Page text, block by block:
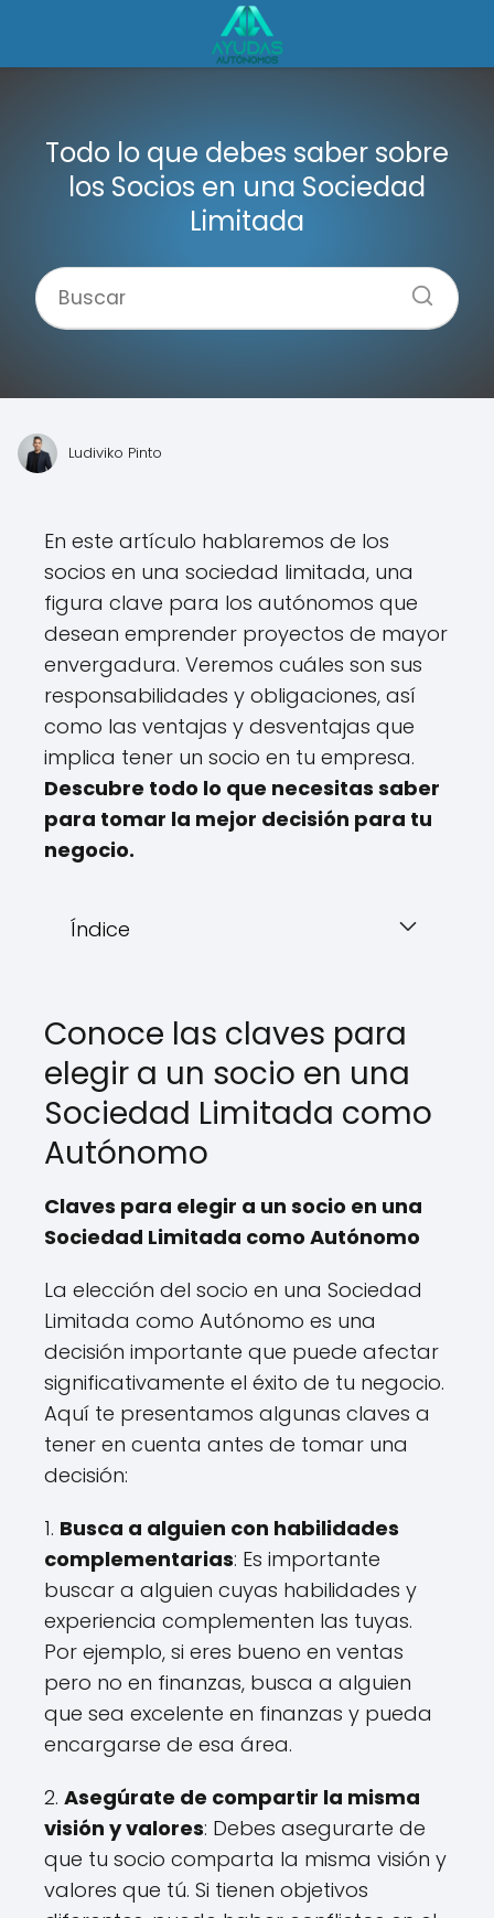
Todo lo que debes saber sobre
los Socios en una Sociedad
Limitada
Ludiviko Pinto
En este artículo hablaremos de los
socios en una sociedad limitada, una
figura clave para los autónomos que
desean emprender proyectos de mayor
envergadura. Veremos cuáles son sus
responsabilidades y obligaciones, así
como las ventajas y desventajas que
implica tener un socio en tu empresa.
Descubre todo lo que necesitas saber
para tomar la mejor decisión para tu
negocio.
Índice
Conoce las claves para
elegir a un socio en una
Sociedad Limitada como
Autónomo
Claves para elegir a un socio en una
Sociedad Limitada como Autónomo
La elección del socio en una Sociedad
Limitada como Autónomo es una
decisión importante que puede afectar
significativamente el éxito de tu negocio.
Aquí te presentamos algunas claves a
tener en cuenta antes de tomar una
decisión:
1. Busca a alguien con habilidades
complementarias: Es importante
buscar a alguien cuyas habilidades y
experiencia complementen las tuyas.
Por ejemplo, si eres bueno en ventas
pero no en finanzas, busca a alguien
que sea excelente en finanzas y pueda
encargarse de esa área.
2. Asegúrate de compartir la misma
visión y valores: Debes asegurarte de
que tu socio comparta la misma visión y
valores que tú. Si tienen objetivos